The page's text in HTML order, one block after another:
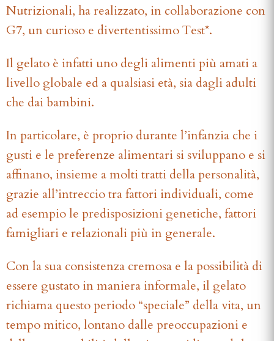
Nutrizionali, ha realizzato, in collaborazione con
G7, un curioso e divertentissimo Test*.
Il gelato è infatti uno degli alimenti più amati a
livello globale ed a qualsiasi età, sia dagli adulti
che dai bambini.
In particolare, è proprio durante l’infanzia che i
gusti e le preferenze alimentari si sviluppano e si
affinano, insieme a molti tratti della personalità,
grazie all’intreccio tra fattori individuali, come
ad esempio le predisposizioni genetiche, fattori
famigliari e relazionali più in generale.
Con la sua consistenza cremosa e la possibilità di
essere gustato in maniera informale, il gelato
richiama questo periodo “speciale” della vita, un
tempo mitico, lontano dalle preoccupazioni e